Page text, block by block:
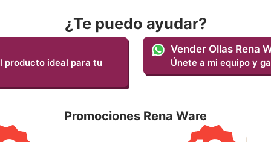
¿Te puedo ayudar?
producto ideal para tu
Vender Ollas Rena
Únete a mi equipo y
Promociones Rena Ware